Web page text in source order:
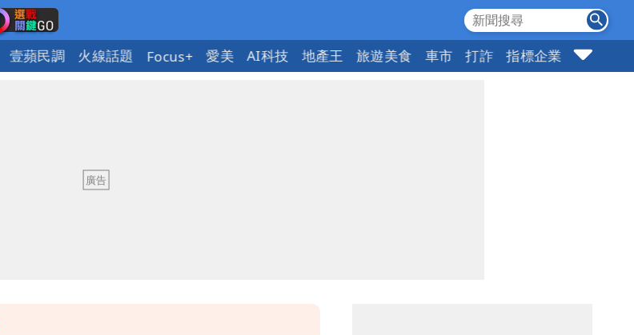
壹蘋民調 火線話題 Focus+ 愛美 AI科技 地產王 旅遊美食 車市 打詐 指標企業 壹蘋頭家